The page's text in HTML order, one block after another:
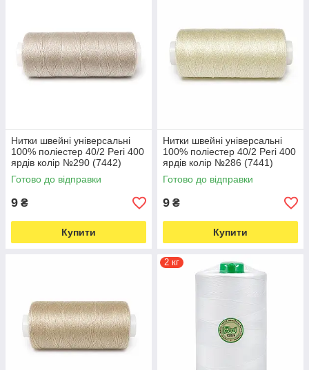
Нитки швейні універсальні
100% поліестер 40/2 Peri 400
ярдів колір №290 (7442)
Готово до відправки
9 ₴
Купити
Нитки швейні універсальні
100% поліестер 40/2 Peri 400
ярдів колір №286 (7441)
Готово до відправки
9 ₴
Купити
2 кг